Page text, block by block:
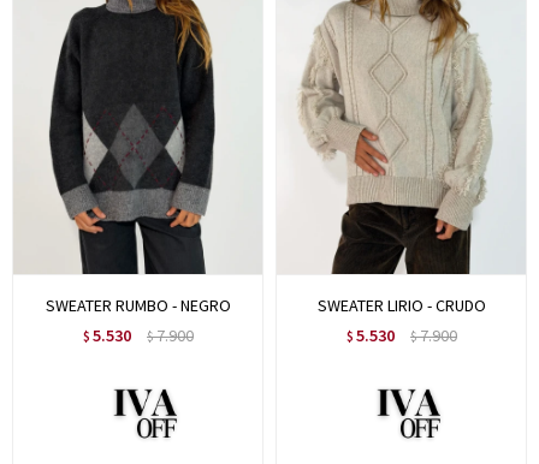
SWEATER RUMBO - NEGRO
$ 5.530 $7.900
SWEATER LIRIO - CRUDO
$ 5.530 $7.900